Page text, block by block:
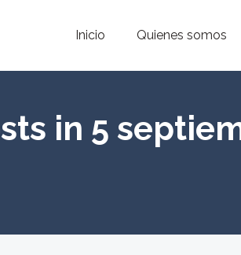
Inicio Quienes somos
in 5